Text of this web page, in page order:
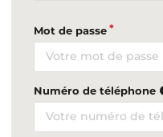
Mot de passe
Numéro de téléphone